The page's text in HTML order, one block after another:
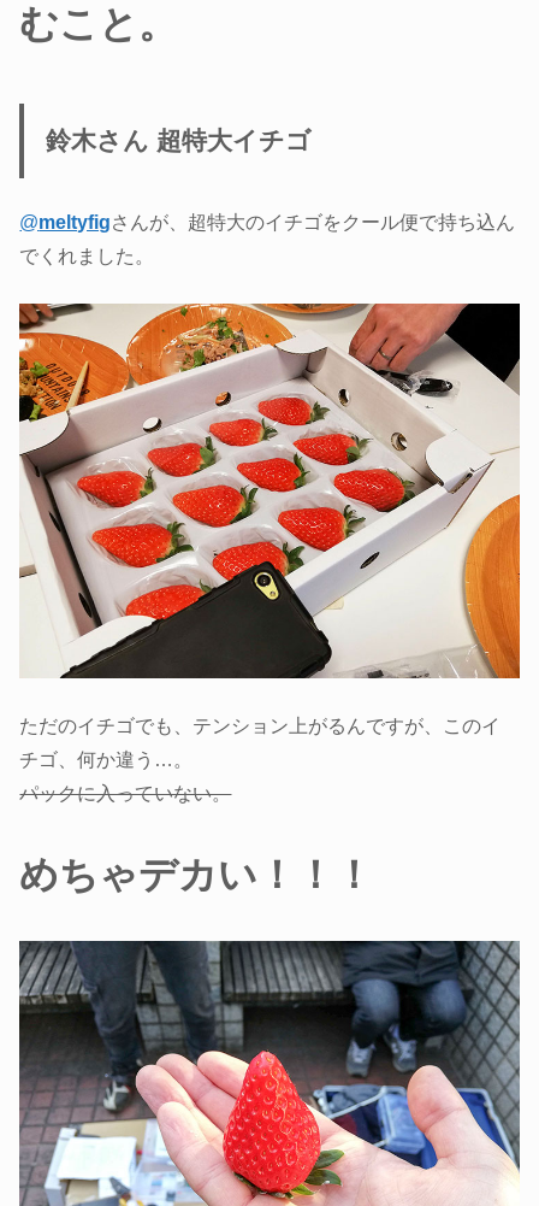
むこと。
鈴木さん 超特大イチゴ
@meltyfigさんが、超特大のイチゴをクール便で持ち込ん
でくれました。
ただのイチゴでも、テンション上がるんですが、このイ
チゴ、何か違う…。
パックに入っていない。
めちゃデカい！！！